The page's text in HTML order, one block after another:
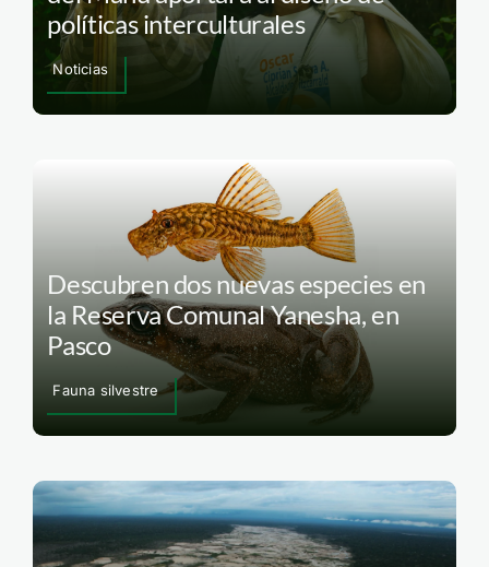
políticas interculturales
Noticias
Descubren dos nuevas especies en
la Reserva Comunal Yanesha, en
Pasco
Fauna silvestre